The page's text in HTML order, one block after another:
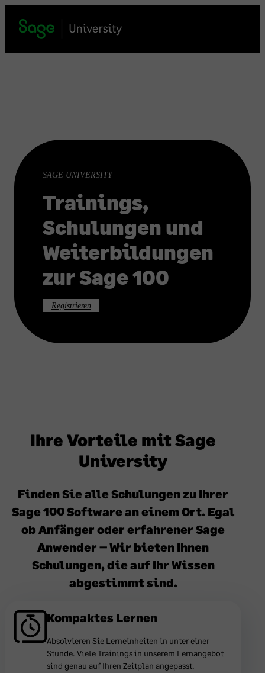
content
SAGE UNIVERSITY
Trainings,
Schulungen und
Weiterbildungen
zur Sage 100
Registrieren
Ihre Vorteile mit Sage
University
Finden Sie alle Schulungen zu Ihrer
Sage 100 Software an einem Ort. Egal
ob Anfänger oder erfahrener Sage
Anwender – Wir bieten Ihnen
Schulungen, die auf Ihr Wissen
abgestimmt sind.
Kompaktes Lernen
Absolvieren Sie Lerneinheiten in unter einer
Stunde. Viele Trainings in unserem Lernangebot
sind genau auf Ihren Zeitplan angepasst.